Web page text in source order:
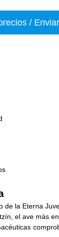
/
de la Eterna
el ave más